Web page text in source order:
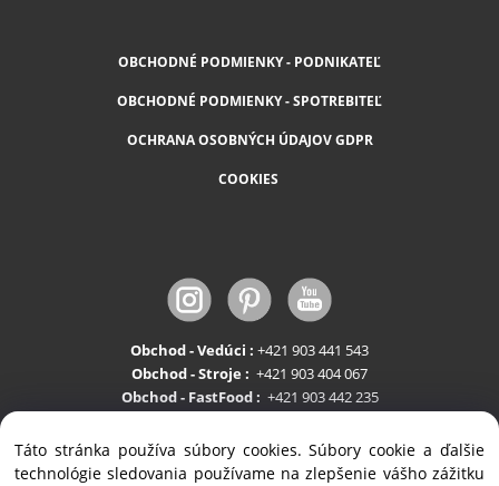
OBCHODNÉ PODMIENKY - PODNIKATEĽ
OBCHODNÉ PODMIENKY - SPOTREBITEĽ
OCHRANA OSOBNÝCH ÚDAJOV GDPR
COOKIES
Obchod - Vedúci : +421 903 441 543
Obchod - Stroje : +421 903 404 067
Obchod - FastFood : +421 903 442 235
Táto stránka používa súbory cookies. Súbory cookie a ďalšie
technológie sledovania používame na zlepšenie vášho zážitku